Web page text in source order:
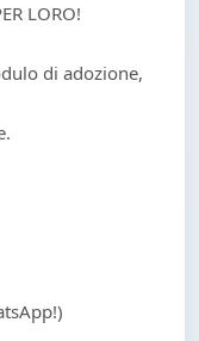
LORO!
di adozione,